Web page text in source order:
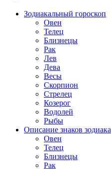
Зодиакальный гороскоп
Овен
Телец
Близнецы
Рак
Лев
Дева
Весы
Скорпион
Стрелец
Козерог
Водолей
Рыбы
Описание знаков зодиака
Овен
Телец
Близнецы
Рак